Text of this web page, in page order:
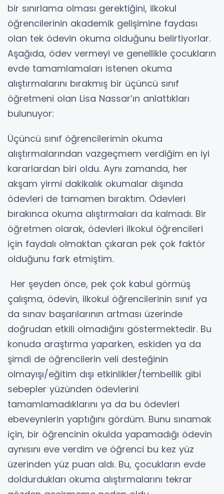
bir sınırlama olması gerektiğini, ilkokul
öğrencilerinin akademik gelişimine faydası
olan tek ödevin okuma olduğunu belirtiyorlar.
Aşağıda, ödev vermeyi ve genellikle çocukların
evde tamamlamaları istenen okuma
alıştırmalarını bırakmış bir üçüncü sınıf
öğretmeni olan Lisa Nassar’ın anlattıkları
bulunuyor:
Üçüncü sınıf öğrencilerimin okuma
alıştırmalarından vazgeçmem verdiğim en iyi
kararlardan biri oldu. Aynı zamanda, her
akşam yirmi dakikalık okumalar dışında
ödevleri de tamamen bıraktım. Ödevleri
bırakınca okuma alıştırmaları da kalmadı. Bir
öğretmen olarak, ödevleri ilkokul öğrencileri
için faydalı olmaktan çıkaran pek çok faktör
olduğunu fark etmiştim.
Her şeyden önce, pek çok kabul görmüş
çalışma, ödevin, ilkokul öğrencilerinin sınıf ya
da sınav başarılarının artması üzerinde
doğrudan etkili olmadığını göstermektedir. Bu
konuda araştırma yaparken, eskiden ya da
şimdi de öğrencilerin veli desteğinin
olmayışı/eğitim dışı etkinlikler/tembellik gibi
sebepler yüzünden ödevlerini
tamamlamadıklarını ya da bu ödevleri
ebeveynlerin yaptığını gördüm. Bunu sınamak
için, bir öğrencinin okulda yapamadığı ödevin
aynısını eve verdim ve öğrenci bu kez yüz
üzerinden yüz puan aldı. Bu, çocukların evde
doldurdukları okuma alıştırmalarını tekrar